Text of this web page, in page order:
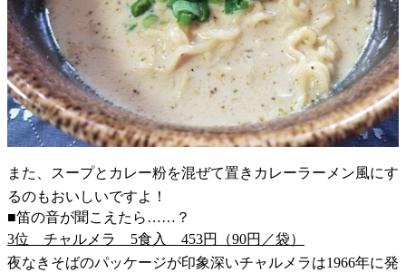
また、スープとカレー粉を混ぜて置きカレーラーメン風にす
るのもおいしいですよ！
■笛の音が聞こえたら……？
3位 チャルメラ 5食入 453円（90円／袋）
夜なきそばのパッケージが印象深いチャルメラは1966年に発